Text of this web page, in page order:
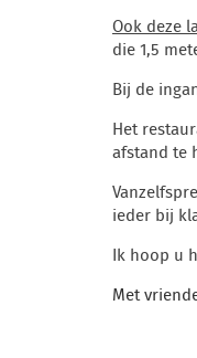
Ook deze
die 1,5
Bij de
Het
afstand te
ieder bij
Ik hoop u
Met